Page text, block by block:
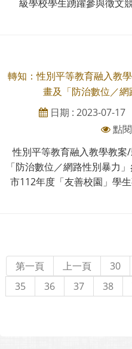
級學校學生踴躍參與徵文
轉知：性別平等教育融入教
畫及「防治數位／
日期 : 2023-07-17
點
性別平等教育融入教學教案
「防治數位／網路性別暴力
市112年度「友善校園」學
第一頁 上一頁 30
35
36 37 38